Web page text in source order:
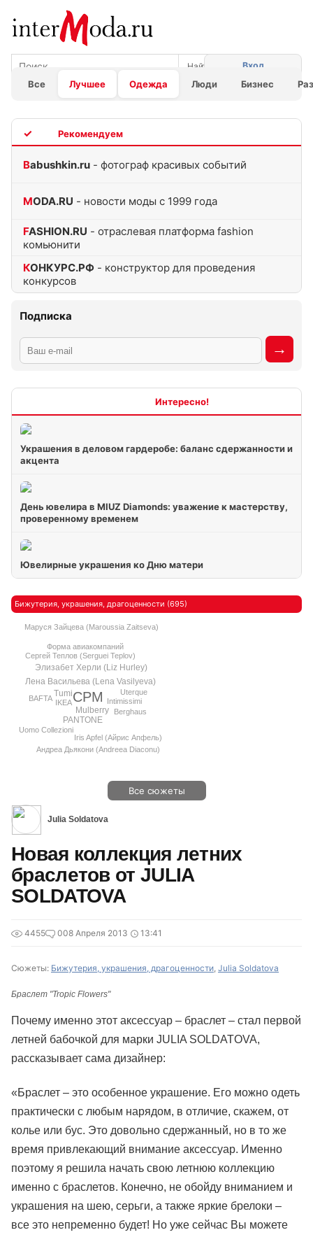
Все Лучшее Одежда Люди Бизнес
Вход
Babushkin.ru - фотограф красивых событий
MODA.RU - новости моды с 1999 года
FASHION.RU - отраслевая платформа fashion
комьюнити
КОНКУРС.РФ - конструктор для проведения
конкурсов
Подписка
Украшения в деловом гардеробе: баланс сдержанности и
акцента
День ювелира в MIUZ Diamonds: уважение к мастерству,
проверенному временем
Ювелирные украшения ко Дню матери
Бижутерия, украшения, драгоценности (695)
CPM
Mulberry
Лена Васильева (Lena Vasilyeva)
Элизабет Херли (Liz Hurley)
PANTONE
Tumi
Сергей Теплов (Serguei Teplov)
Iris Apfel (Айрис Апфель)
Форма авиакомпаний
Uterque
IKEA
Андреа Дьякони (Andreea Diaconu)
Intimissimi
Uomo Collezioni
Маруся Зайцева (Maroussia Zaitseva)
BAFTA
Berghaus
Все сюжеты
Julia Soldatova
Новая коллекция летних
браслетов от JULIA
SOLDATOVA
4455 008 Апреля 2013 13:41
Сюжеты: Бижутерия, украшения, драгоценности, Julia Soldatova
Браслет "Tropic Flowers"
Почему именно этот аксессуар – браслет – стал первой
летней бабочкой для марки JULIA SOLDATOVA,
рассказывает сама дизайнер:
«Браслет – это особенное украшение. Его можно одеть
практически с любым нарядом, в отличие, скажем, от
колье или бус. Это довольно сдержанный, но в то же
время привлекающий внимание аксессуар. Именно
поэтому я решила начать свою летнюю коллекцию
именно с браслетов. Конечно, не обойду вниманием и
украшения на шею, серьги, а также яркие брелоки –
все это непременно будет! Но уже сейчас Вы можете